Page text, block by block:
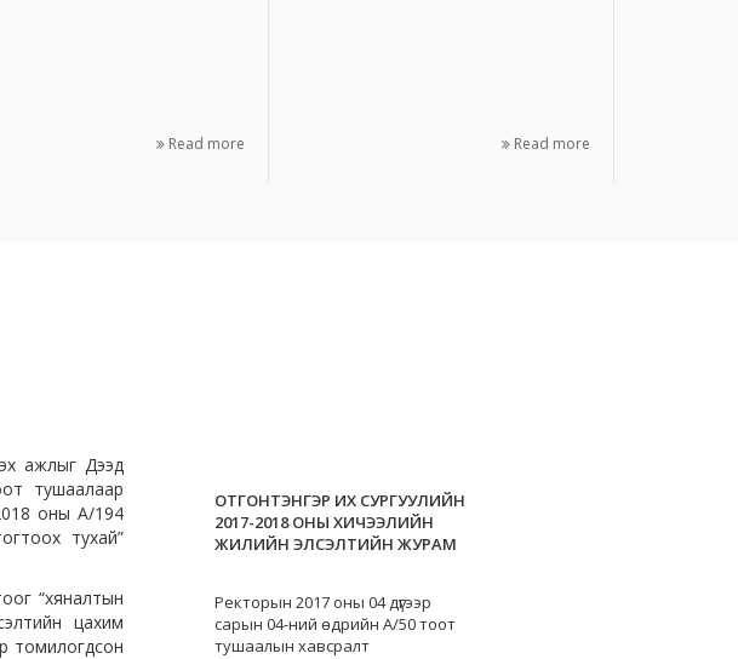
Read more Read more
ажлыг Дээд
тушаалаар
оны А/194
тухай”
“хяналтын
цахим
томилогдсон
ОТГОНТЭНГЭР ИХ СУРГУУЛИЙН
2017-2018 ОНЫ ХИЧЭЭЛИЙН
ЖИЛИЙН ЭЛСЭЛТИЙН ЖУРАМ
Ректорын 2017 оны 04 дүгээр
сарын 04-ний өдрийн А/50 тоот
тушаалын хавсралт